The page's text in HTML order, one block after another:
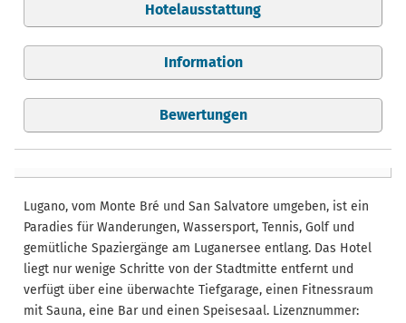
Hotelausstattung
Information
Bewertungen
Lugano, vom Monte Bré und San Salvatore umgeben, ist ein
Paradies für Wanderungen, Wassersport, Tennis, Golf und
gemütliche Spaziergänge am Luganersee entlang. Das Hotel
liegt nur wenige Schritte von der Stadtmitte entfernt und
verfügt über eine überwachte Tiefgarage, einen Fitnessraum
mit Sauna, eine Bar und einen Speisesaal. Lizenznummer: